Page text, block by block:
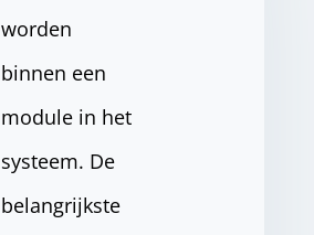
worden
binnen een
module in het
systeem. De
belangrijkste